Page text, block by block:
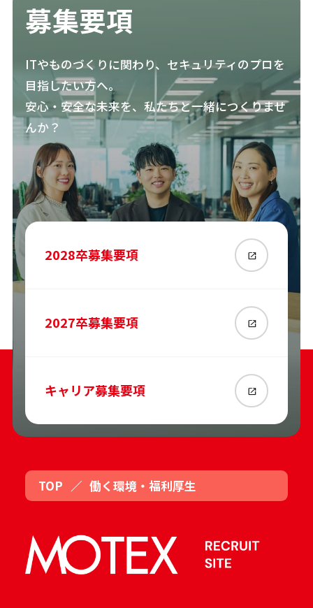
募集要項
ITやものづくりに関わり、セキュリティのプロを
目指したい方へ。
安心・安全な未来を、私たちと一緒につくりませ
んか？
2028卒募集要項
2027卒募集要項
キャリア募集要項
TOP ／ 働く環境・福利厚生